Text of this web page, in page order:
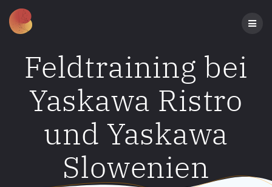
Feldtraining bei
Yaskawa Ristro
und Yaskawa
Slowenien